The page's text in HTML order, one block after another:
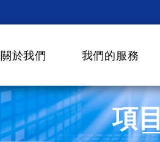
關於我們 我們的服務
項